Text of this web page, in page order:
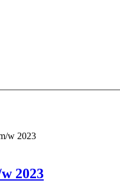
w 2023
2023